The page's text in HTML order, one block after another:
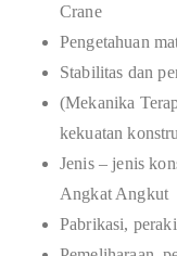
Crane
Pengetahuan
Stabilitas dan
(Mekanika
kekuatan
Jenis – jenis
Angkat Angkut
Pabrikasi,